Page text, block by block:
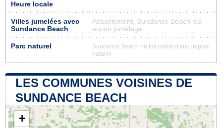
Heure locale
Villes jumelées avec
Sundance Beach
Actuellement, Sundance Beach n'a
aucun jumelage
Parc naturel
Sundance Beach ne fait partie d'aucun parc
naturel
LES COMMUNES VOISINES DE
SUNDANCE BEACH
+